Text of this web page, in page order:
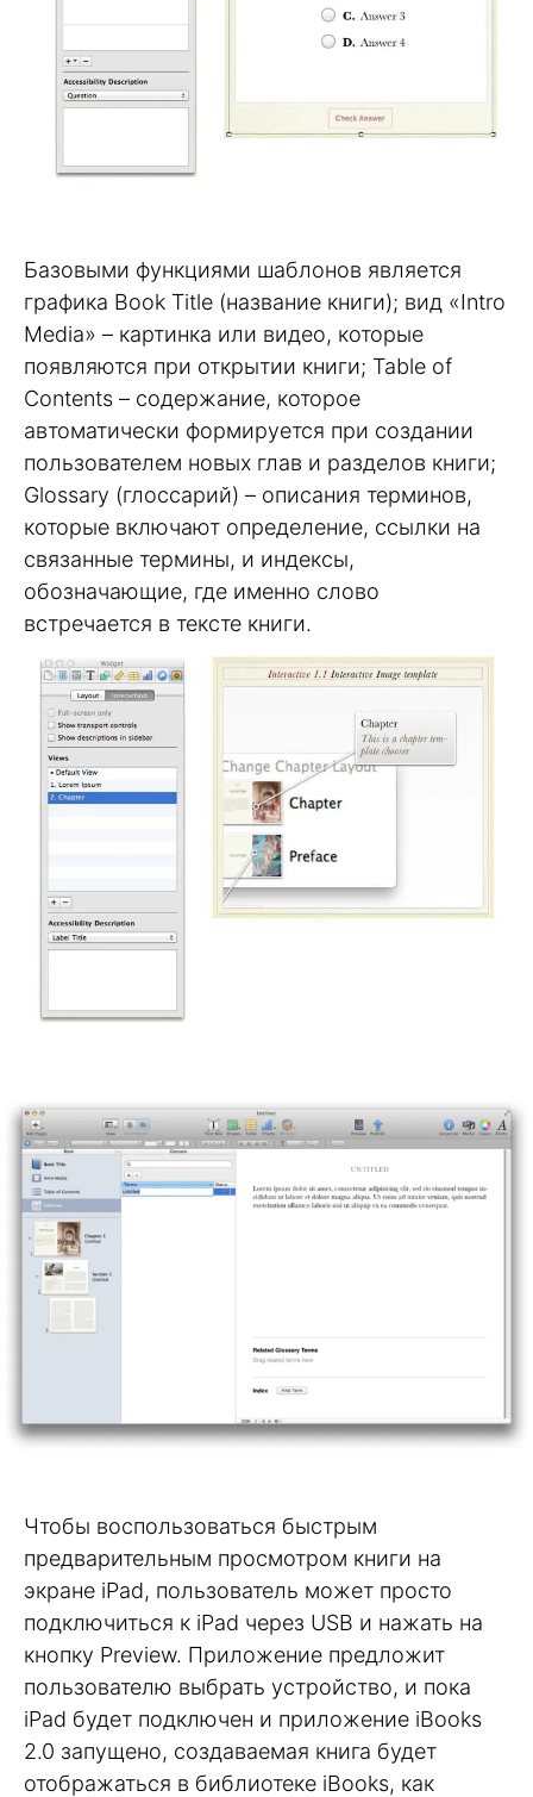
Базовыми функциями шаблонов является
графика Book Title (название книги); вид «Intro
Media» – картинка или видео, которые
появляются при открытии книги; Table of
Contents – содержание, которое
автоматически формируется при создании
пользователем новых глав и разделов книги;
Glossary (глоссарий) – описания терминов,
которые включают определение, ссылки на
связанные термины, и индексы,
обозначающие, где именно слово
встречается в тексте книги.
Чтобы воспользоваться быстрым
предварительным просмотром книги на
экране iPad, пользователь может просто
подключиться к iPad через USB и нажать на
кнопку Preview. Приложение предложит
пользователю выбрать устройство, и пока
iPad будет подключен и приложение iBooks
2.0 запущено, создаваемая книга будет
отображаться в библиотеке iBooks, как